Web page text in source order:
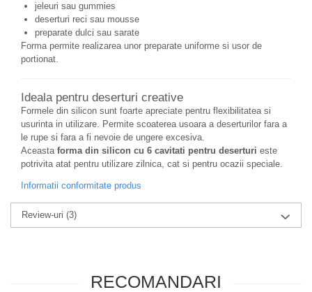
jeleuri sau gummies
deserturi reci sau mousse
preparate dulci sau sarate
Forma permite realizarea unor preparate uniforme si usor de
portionat.
Ideala pentru deserturi creative
Formele din silicon sunt foarte apreciate pentru flexibilitatea si
usurinta in utilizare. Permite scoaterea usoara a deserturilor fara a
le rupe si fara a fi nevoie de ungere excesiva.
Aceasta forma din silicon cu 6 cavitati pentru deserturi este
potrivita atat pentru utilizare zilnica, cat si pentru ocazii speciale.
Informatii conformitate produs
Review-uri (3)
RECOMANDARI